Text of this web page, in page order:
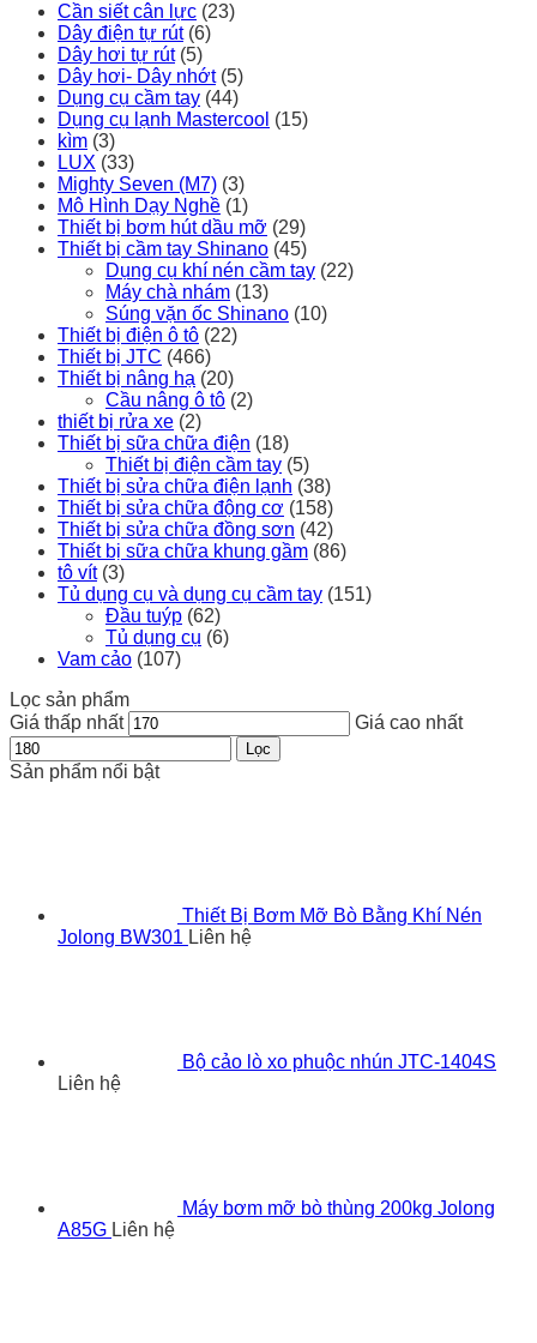
Cần siết cân lực (23)
Dây điện tự rút (6)
Dây hơi tự rút (5)
Dây hơi- Dây nhớt (5)
Dụng cụ cầm tay (44)
Dụng cụ lạnh Mastercool (15)
kìm (3)
LUX (33)
Mighty Seven (M7) (3)
Mô Hình Dạy Nghề (1)
Thiết bị bơm hút dầu mỡ (29)
Thiết bị cầm tay Shinano (45)
Dụng cụ khí nén cầm tay (22)
Máy chà nhám (13)
Súng vặn ốc Shinano (10)
Thiết bị điện ô tô (22)
Thiết bị JTC (466)
Thiết bị nâng hạ (20)
Cầu nâng ô tô (2)
thiết bị rửa xe (2)
Thiết bị sữa chữa điện (18)
Thiết bị điện cầm tay (5)
Thiết bị sửa chữa điện lạnh (38)
Thiết bị sửa chữa động cơ (158)
Thiết bị sửa chữa đồng sơn (42)
Thiết bị sữa chữa khung gầm (86)
tô vít (3)
Tủ dụng cụ và dụng cụ cầm tay (151)
Đầu tuýp (62)
Tủ dụng cụ (6)
Vam cảo (107)
Lọc sản phẩm
Giá thấp nhất
Giá cao nhất
Lọc
Sản phẩm nổi bật
Thiết Bị Bơm Mỡ Bò Bằng Khí Nén
Jolong BW301 Liên hệ
Bộ cảo lò xo phuộc nhún JTC-1404S
Liên hệ
Máy bơm mỡ bò thùng 200kg Jolong
A85G Liên hệ